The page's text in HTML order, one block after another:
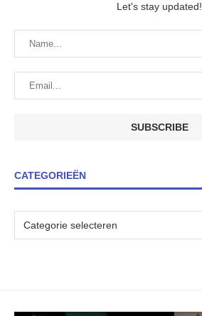
Let's stay updated!
CATEGORIEËN